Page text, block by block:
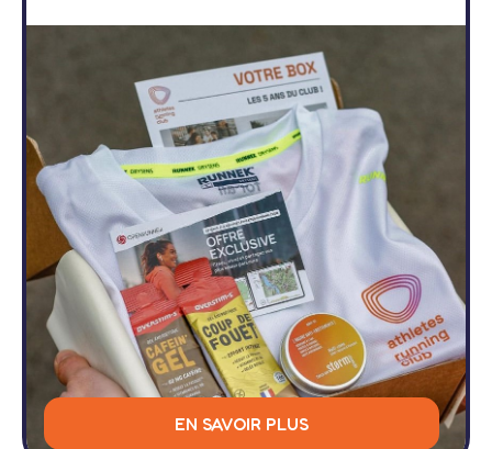
EN SAVOIR PLUS